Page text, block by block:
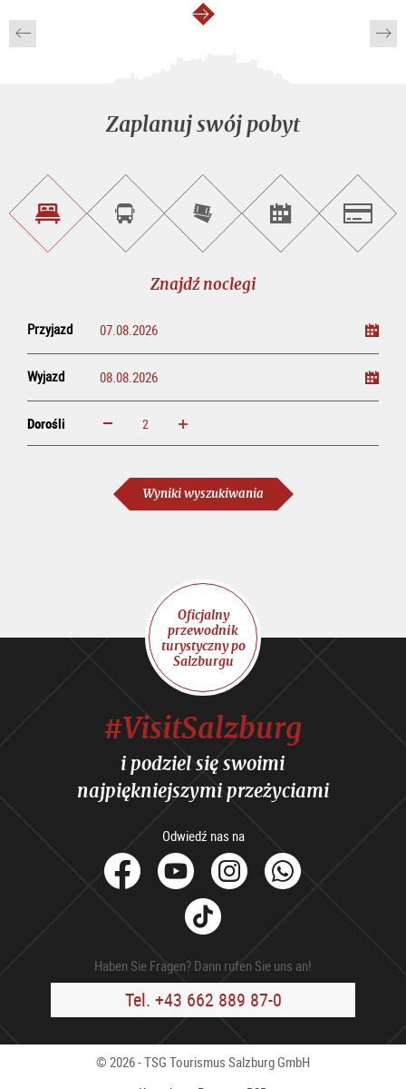
dalej
Zaplanuj swój pobyt
Znajdź
noclegi
Rezerwacja
wycieczek
Kup
bilety
on-
Szukaj
imprez
Znajdź noclegi
Przyjazd
Wyjazd
Dorośli powiększ zmniejsz
Wyniki wyszukiwania
Oficjalny
przewodnik
turystyczny po
Salzburgu
#VisitSalzburg
i podziel się swoimi
najpiękniejszymi przeżyciami
Odwiedź nas na
facebook
YoutubeInstagram
Tik
Tok
Haben Sie Fragen? Dann rufen Sie uns an!
Tel. +43 662 889 87-0
© 2026 - TSG Tourismus Salzburg GmbH